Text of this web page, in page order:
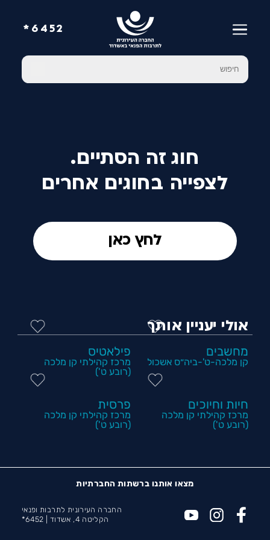
6452*
חוג זה הסתיים.
לצפייה בחוגים אחרים
לחץ כאן
אולי יעניין אותך
מחשבים
קן מלכה-ט'-ביה״ס אשכול
פילאטיס
מרכז קהילתי קן מלכה
(רובע ט')
חיות וחיוכים
מרכז קהילתי קן מלכה
(רובע ט')
פרסית
מרכז קהילתי קן מלכה
(רובע ט')
מצאו אותנו ברשתות החברתיות
החברה העירונית לתרבות ופנאי
הקליטה 4, אשדוד |
6452*